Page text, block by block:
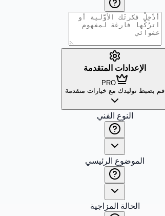
الإعدادات المتقدمة
PRO
قم بضبط توليدك مع خيارات متقدمة
النوع الفني
الموضوع الرئيسي
الحالة المزاجية